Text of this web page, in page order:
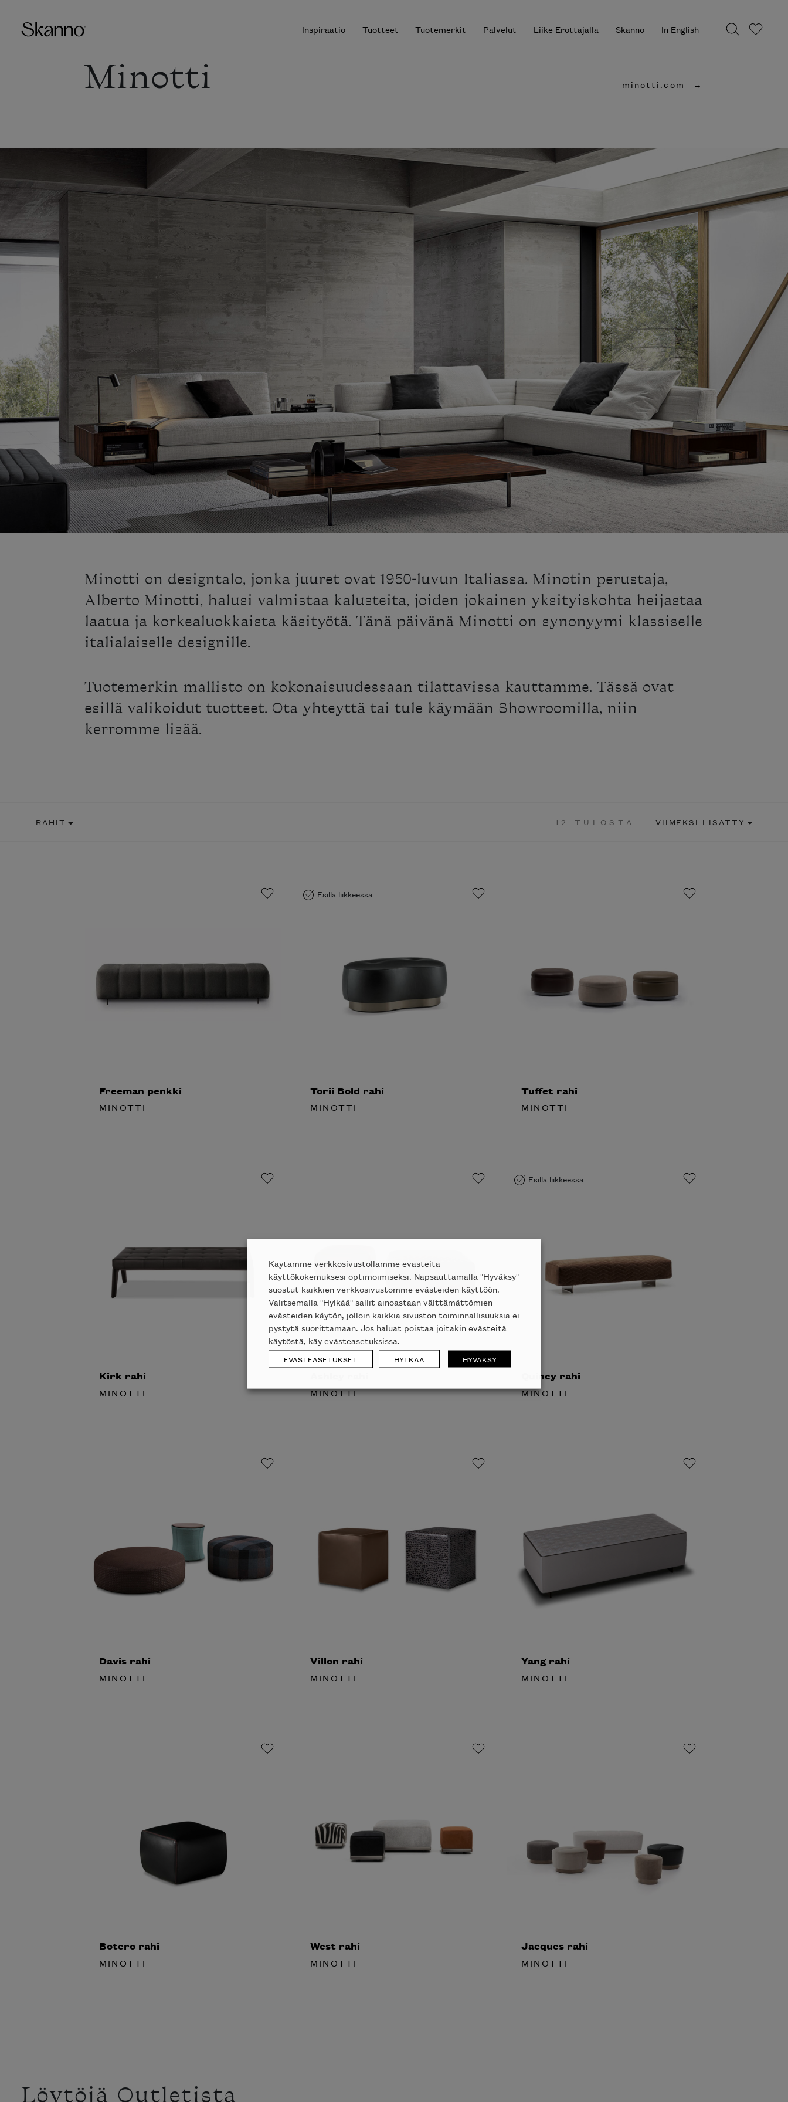
Inspiraatio Tuotteet Tuotemerkit Palvelut Liike Erottajalla Skanno In English
Haku
Minotti minotti.com
Minotti on designtalo, jonka juuret ovat 1950-luvun Italiassa. Minotin perustaja,
Alberto Minotti, halusi valmistaa kalusteita, joiden jokainen yksityiskohta heijastaa
laatua ja korkealuokkaista käsityötä. Tänä päivänä Minotti on synonyymi klassiselle
italialaiselle designille.
Tuotemerkin mallisto on kokonaisuudessaan tilattavissa kauttamme. Tässä ovat
esillä valikoidut tuotteet. Ota yhteyttä tai tule käymään Showroomilla, niin
kerromme lisää.
RAHIT 12 TULOSTA VIIMEKSI LISÄTTY
Freeman penkki
MINOTTI
Esillä liikkeessä
Torii Bold rahi
MINOTTI
Tuffet rahi
MINOTTI
Kirk rahi Ashley rahi
MINOTTI
Esillä liikkeessä
Quincy rahi
MINOTTI
MINOTTI
MINOTTI MINOTTI MINOTTI
Löytöjä Outletista
katalogin kotiisi?
huonekalumallistosta.
Käytämme verkkosivustollamme evästeitä
käyttökokemuksesi optimoimiseksi. Napsauttamalla "Hyväksy"
suostut kaikkien verkkosivustomme evästeiden käyttöön.
Valitsemalla "Hylkää" sallit ainoastaan välttämättömien
evästeiden käytön, jolloin kaikkia sivuston toiminnallisuuksia ei
pystytä suorittamaan. Jos haluat poistaa joitakin evästeitä
käytöstä, käy evästeasetuksissa.
EVÄSTEASETUKSET HYLKÄÄ HYVÄKSY